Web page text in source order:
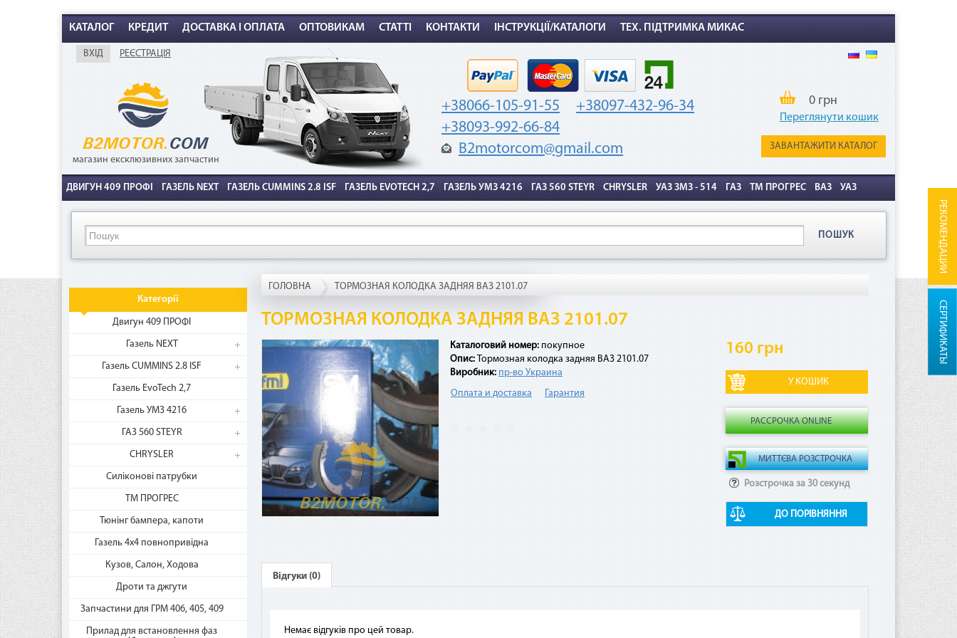
РЕКОМЕНДАЦИИ
СЕРТИФИКАТЫ
КАТАЛОГ КРЕДИТ ДОСТАВКА І ОПЛАТА ОПТОВИКАМ СТАТТІ КОНТАКТИ ІНСТРУКЦІЇ/КАТАЛОГИ ТЕХ. ПІДТРИМКА МИКАС
ВХІД РЕЄСТРАЦІЯ
магазин ексклюзивних запчастин
+38066-105-91-55
+38097-432-96-34
+38093-992-66-84
B2motorcom@gmail.com
ЗАВАНТАЖИТИ КАТАЛОГ
0 грн
Переглянути кошик
ДВИГУН 409 ПРОФІ ГАЗЕЛЬ NEXT ГАЗЕЛЬ CUMMINS 2.8 ISF ГАЗЕЛЬ EVOTECH 2,7 ГАЗЕЛЬ УМЗ 4216 ГАЗ 560 STEYR CHRYSLER УАЗ ЗМЗ - 514 ГАЗ ТМ ПРОГРЕС ВАЗ УАЗ
ПОШУК
Категорії
Двигун 409 ПРОФІ
Газель NEXT
Газель CUMMINS 2.8 ISF
Газель EvoTech 2,7
Газель УМЗ 4216
ГАЗ 560 STEYR
CHRYSLER
Силіконові патрубки
ТМ ПРОГРЕС
Тюнінг бампера, капоти
Газель 4х4 повнопривідна
Кузов, Салон, Ходова
Дроти та джгути
Запчастини для ГРМ 406, 405, 409
Прилад для встановлення фаз
ГОЛОВНА ТОРМОЗНАЯ КОЛОДКА ЗАДНЯЯ ВАЗ 2101.07
ТОРМОЗНАЯ КОЛОДКА ЗАДНЯЯ ВАЗ 2101.07
Каталоговий номер: покупное 160 грн
РАССРОЧКА ONLINE
Розстрочка за 30 секунд
ДО ПОРІВНЯННЯ
Опис: Тормозная колодка задняя ВАЗ 2101.07
Виробник: пр-во Украина
Оплата и доставка
Гарантия
Відгуки (0)
Немає відгуків про цей товар.
от стоимости товара.
Как воспользоваться
на b2motor.com и положите
в корзину
«Мгновенная рассрочка»
3. Укажите количество
платежей и совершите
покупку. С Вашей карты
спишется первый платеж
Какими картами можно оплатить покупку по сервисам «Мгновенная
рассрочка»?